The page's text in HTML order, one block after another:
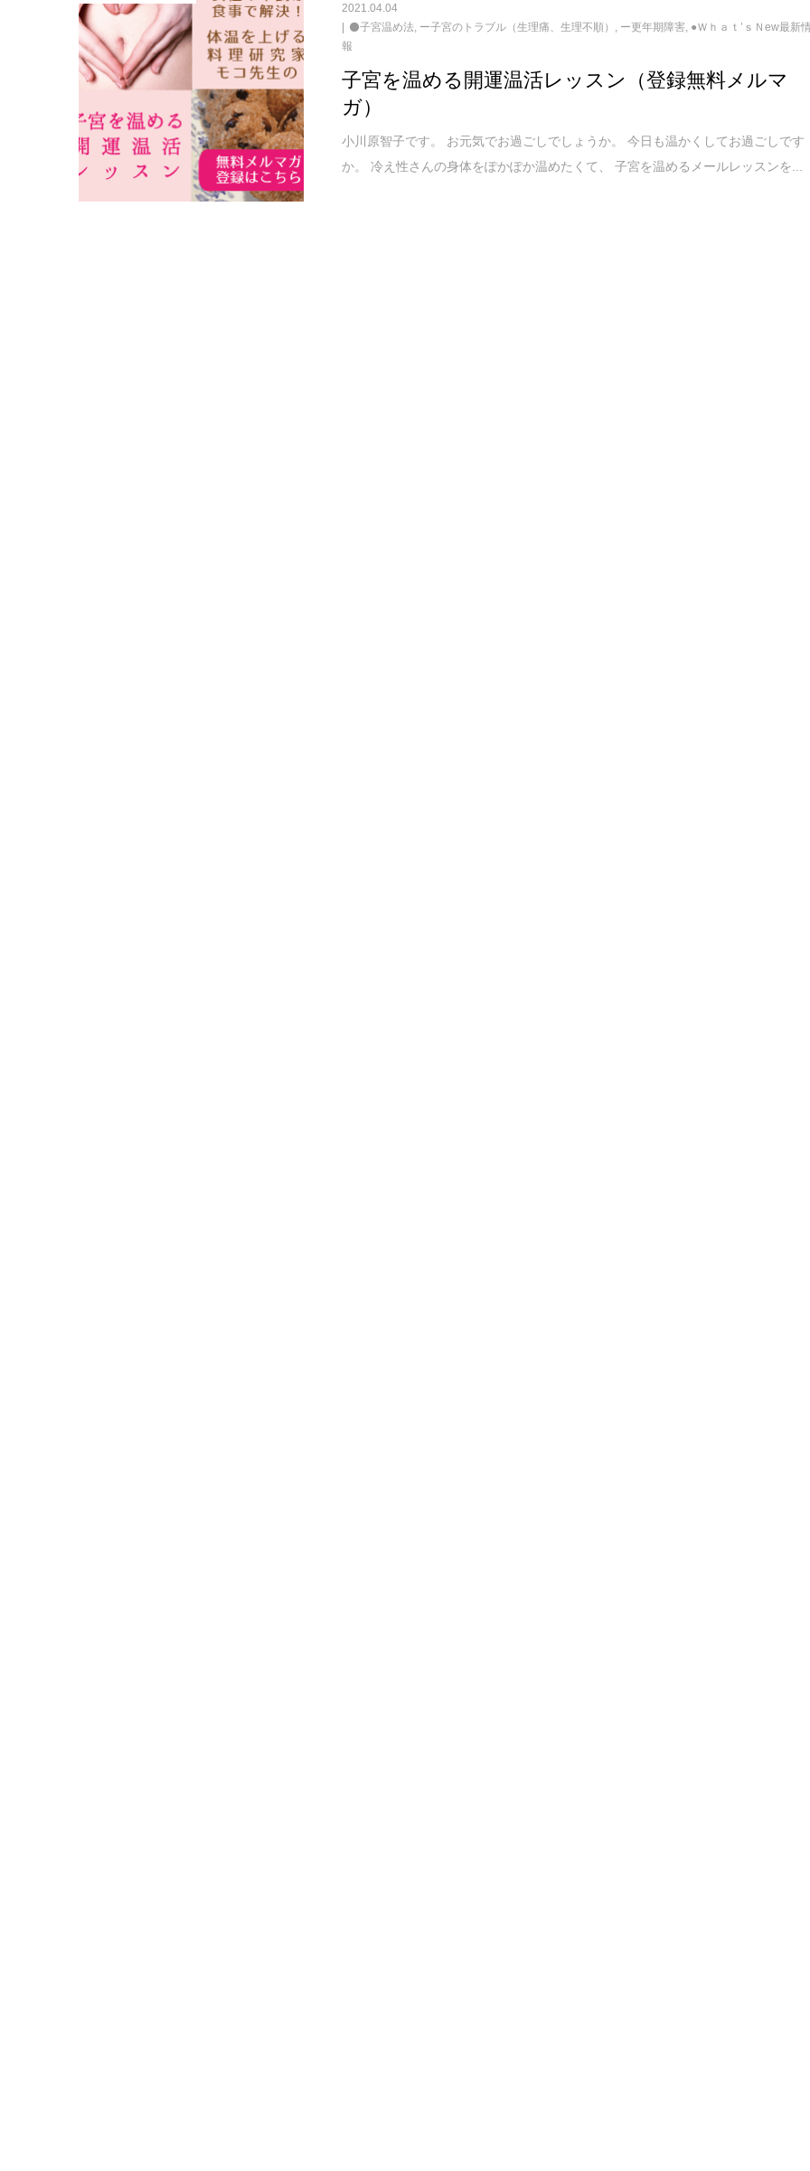
2021.04.04
⚫子宮温め法, ー子宮のトラブル（生理痛、生理不順） , ー更年期障害, ●Ｗｈａｔ’ｓＮew最新
報
子宮を温める開運温活レッスン（登録無料メルマ
ガ）
小川原智子です。 お元気でお過ごしでしょうか。 今日も温かくしてお過ごしです
か。 冷え性さんの身体をぽかぽか温めたくて、 子宮を温めるメールレッスンを...